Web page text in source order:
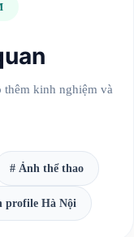
thêm kinh nghiệm và
# Ảnh thể thao
profile Hà Nội